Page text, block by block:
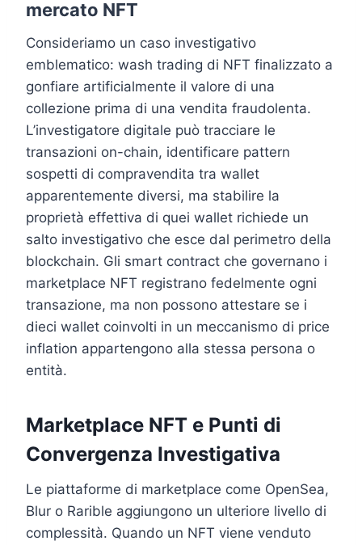
mercato NFT
Consideriamo un caso investigativo
emblematico: wash trading di NFT finalizzato a
gonfiare artificialmente il valore di una
collezione prima di una vendita fraudolenta.
L’investigatore digitale può tracciare le
transazioni on-chain, identificare pattern
sospetti di compravendita tra wallet
apparentemente diversi, ma stabilire la
proprietà effettiva di quei wallet richiede un
salto investigativo che esce dal perimetro della
blockchain. Gli smart contract che governano i
marketplace NFT registrano fedelmente ogni
transazione, ma non possono attestare se i
dieci wallet coinvolti in un meccanismo di price
inflation appartengono alla stessa persona o
entità.
Marketplace NFT e Punti di
Convergenza Investigativa
Le piattaforme di marketplace come OpenSea,
Blur o Rarible aggiungono un ulteriore livello di
complessità. Quando un NFT viene venduto